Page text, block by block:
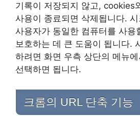
기록이 저장되지 않고, cookies
사용이 종료되면 삭제됩니다.
사용자가 동일한 컴퓨터를 사용
보호하는 데 큰 도움이 됩니다.
하려면 화면 우측 상단의 메뉴에
선택하면 됩니다.
크롬의 URL 단축 기능